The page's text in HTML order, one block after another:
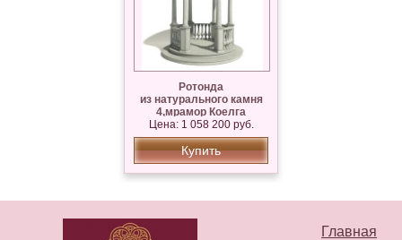
Ротонда
из натурального камня
4,мрамор Коелга
Цена: 1 058 200 руб.
Купить
Главная